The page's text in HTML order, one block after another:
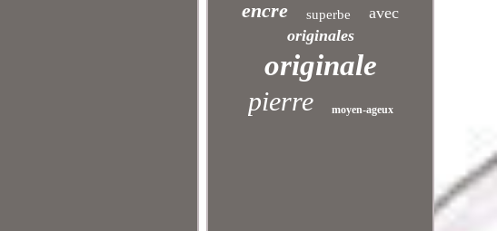
encre superbe
avec
originales
originale
pierre moyen-ageux